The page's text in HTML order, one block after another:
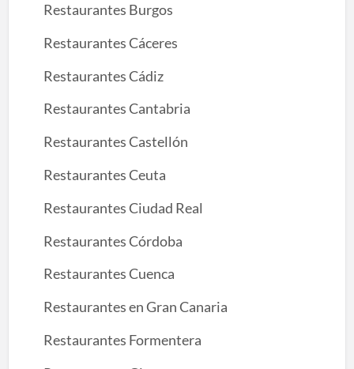
Restaurantes Burgos
Restaurantes Cáceres
Restaurantes Cádiz
Restaurantes Cantabria
Restaurantes Castellón
Restaurantes Ceuta
Restaurantes Ciudad Real
Restaurantes Córdoba
Restaurantes Cuenca
Restaurantes en Gran Canaria
Restaurantes Formentera